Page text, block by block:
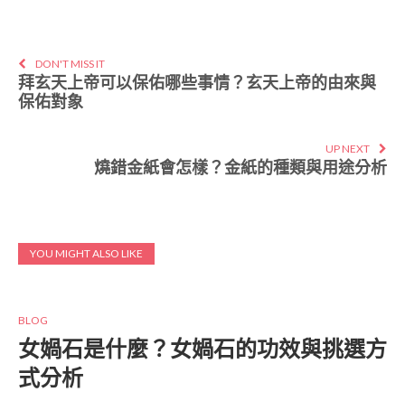
DON'T MISS IT
拜玄天上帝可以保佑哪些事情？玄天上帝的由來與
保佑對象
UP NEXT
燒錯金紙會怎樣？金紙的種類與用途分析
YOU MIGHT ALSO LIKE
BLOG
女媧石是什麼？女媧石的功效與挑選方
式分析